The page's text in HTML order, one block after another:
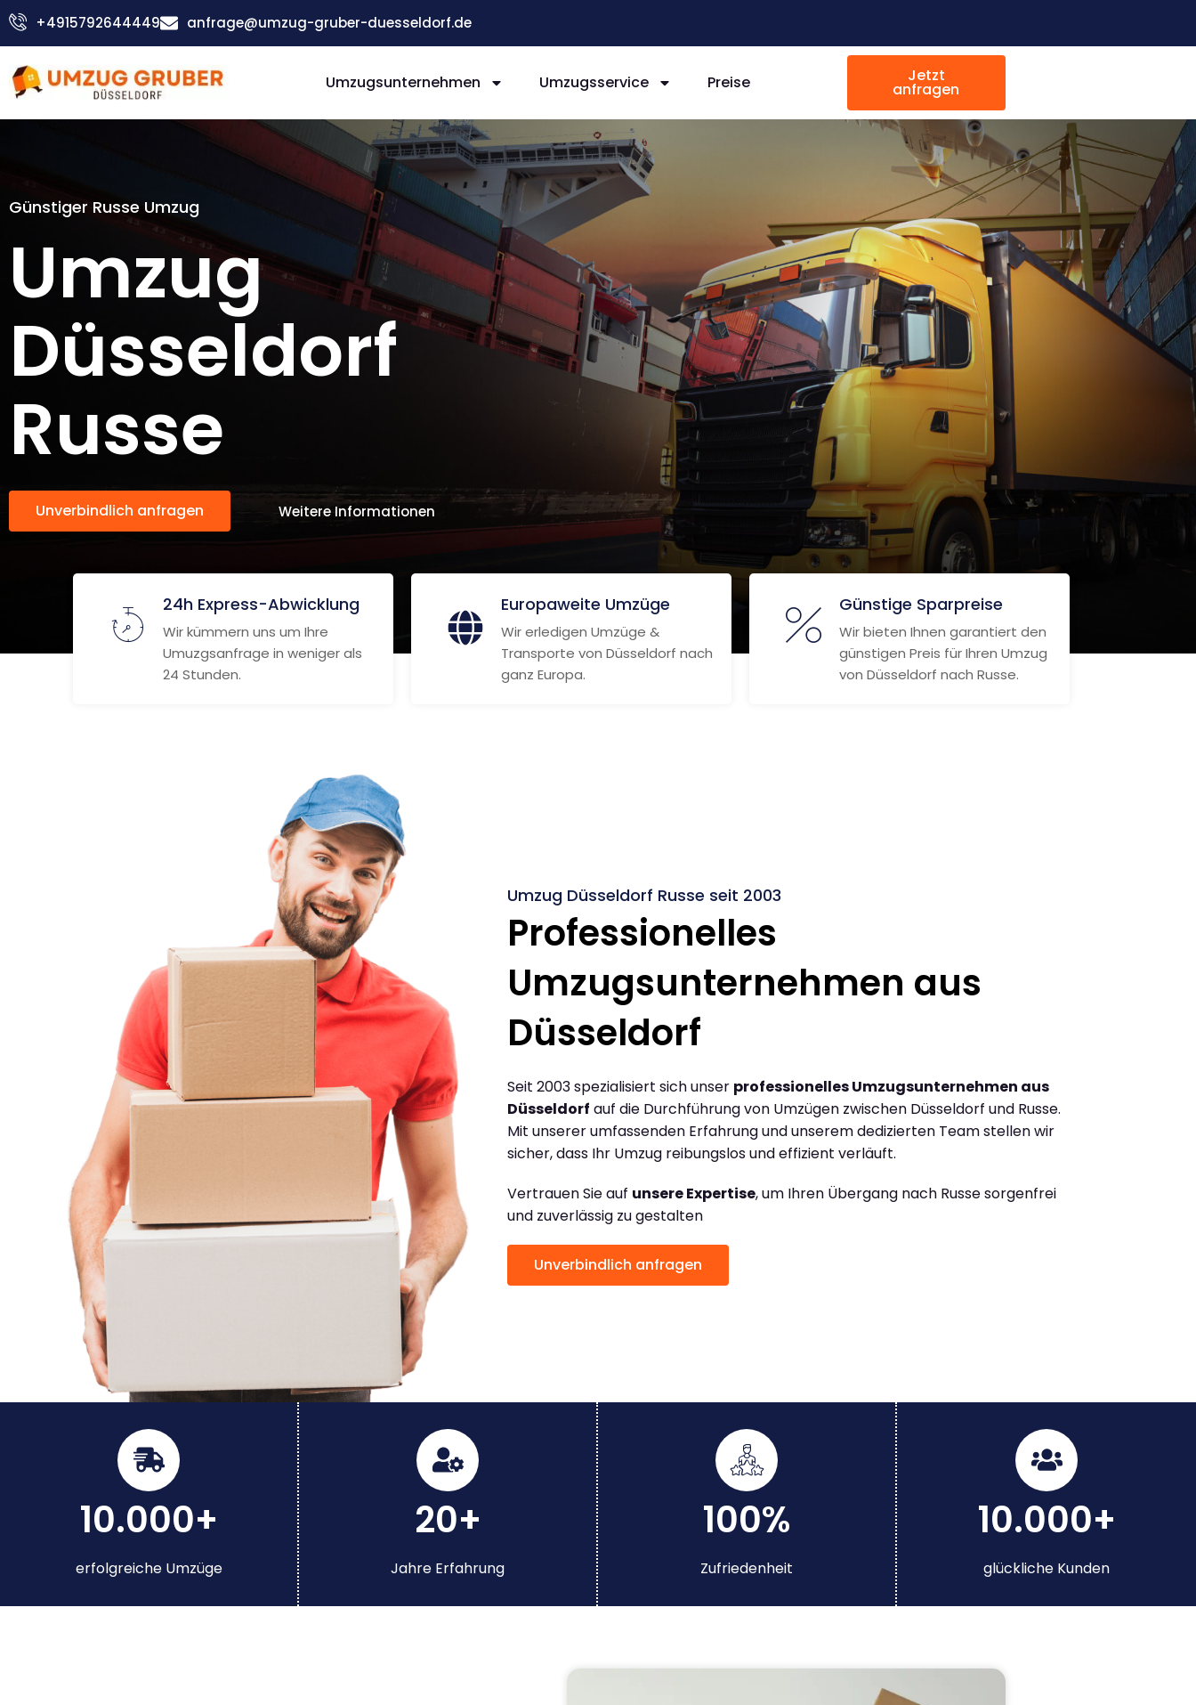
Zum
Inhalt
+4915792644449 anfrage@umzug-gruber-duesseldorf.de
Umzugsunternehmen Umzugsservice Preise Jetzt
anfragen
Günstiger Russe Umzug
Umzug
Düsseldorf
Russe
Unverbindlich anfragen Weitere Informationen
24h Express-Abwicklung
Wir kümmern uns um Ihre
Umuzgsanfrage in weniger als
24 Stunden.
Europaweite Umzüge
Wir erledigen Umzüge &
Transporte von Düsseldorf nach
ganz Europa.
Günstige Sparpreise
Wir bieten Ihnen garantiert den
günstigen Preis für Ihren Umzug
von Düsseldorf nach Russe.
Umzug Düsseldorf Russe seit 2003
Professionelles
Umzugsunternehmen aus
Düsseldorf
Seit 2003 spezialisiert sich unser professionelles Umzugsunternehmen aus
Düsseldorf auf die Durchführung von Umzügen zwischen Düsseldorf und Russe.
Mit unserer umfassenden Erfahrung und unserem dedizierten Team stellen wir
sicher, dass Ihr Umzug reibungslos und effizient verläuft.
Vertrauen Sie auf unsere Expertise, um Ihren Übergang nach Russe sorgenfrei
und zuverlässig zu gestalten
Unverbindlich anfragen
10.000+
erfolgreiche Umzüge
20+
Jahre Erfahrung
100%
Zufriedenheit
10.000+
glückliche Kunden